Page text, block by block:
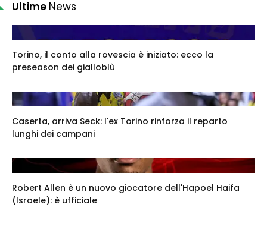
Ultime News
Torino, il conto alla rovescia è iniziato: ecco la
preseason dei gialloblù
Caserta, arriva Seck: l'ex Torino rinforza il reparto
lunghi dei campani
Robert Allen è un nuovo giocatore dell'Hapoel Haifa
(Israele): è ufficiale